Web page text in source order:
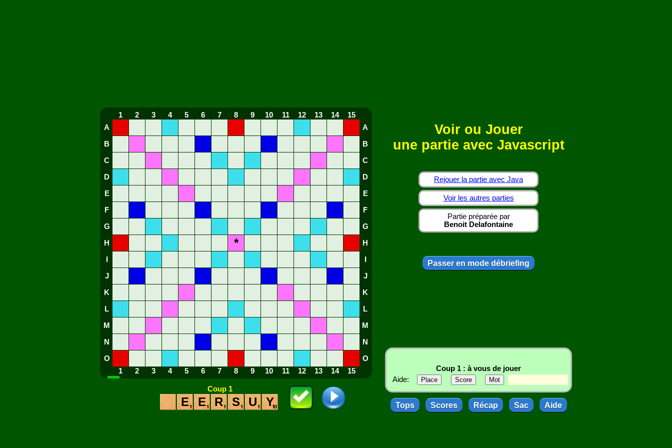
1 2 3 4 5 6 7 8 9 10 11 12 13 14
15
A
A
B B
C C
D D
E E
F F
G G
H * H
J J
K K
L L
M M
N N
O
O
1
2 3 4 5 6 7 8 9 10 11 12 13 14 15
Coup 1
E E R S U Y
Voir ou Jouer
une partie avec Javascript
Rejouer la partie avec Java
Voir les autres parties
Partie préparée par
Benoit Delafontaine
Passer en mode débriefing
Coup 1 : à vous de jouer
Aide:
Tops Scores Récap Sac Aide